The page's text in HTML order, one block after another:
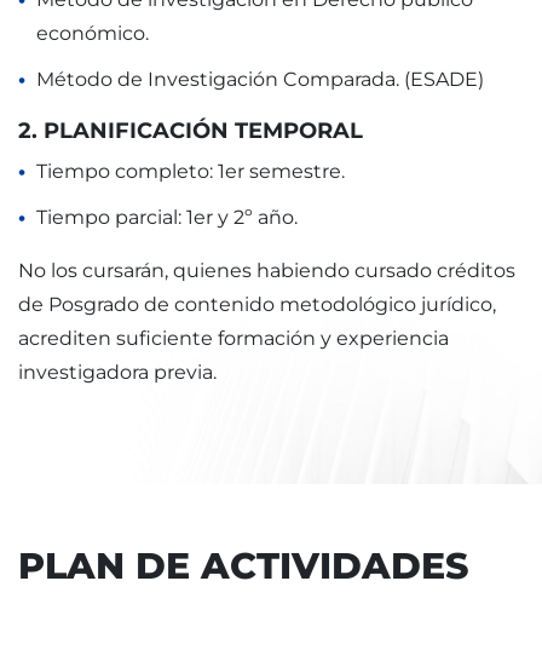
económico.
Método de Investigación Comparada. (ESADE)
2. PLANIFICACIÓN TEMPORAL
Tiempo completo: 1er semestre.
Tiempo parcial: 1er y 2º año.
No los cursarán, quienes habiendo cursado créditos
de Posgrado de contenido metodológico jurídico,
acrediten suficiente formación y experiencia
investigadora previa.
PLAN DE ACTIVIDADES